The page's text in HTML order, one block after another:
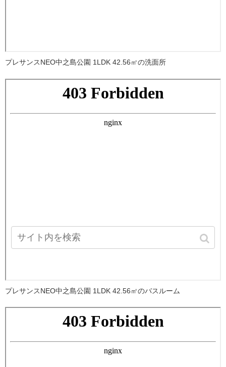
プレサンスNEO中之島公園 1LDK 42.56㎡の洗面所
プレサンスNEO中之島公園 1LDK 42.56㎡のバスルーム